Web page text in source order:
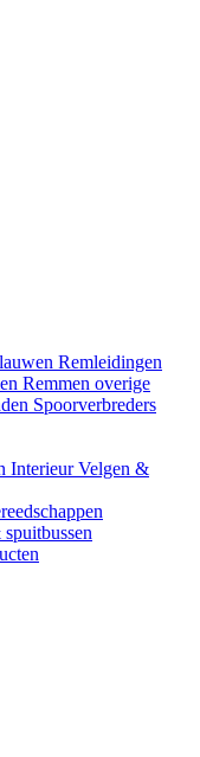
Remleidingen
Remmen overige
Spoorverbreders
InterieurVelgen &